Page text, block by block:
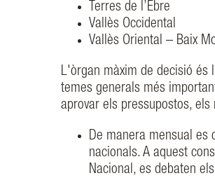
Terres de l’Ebre
Vallès Occidental
Vallès Oriental – Baix
L'òrgan màxim de decisió és
temes generals més
aprovar els pressupostos,
De manera mensual es
nacionals. A aquest
Nacional, es debaten